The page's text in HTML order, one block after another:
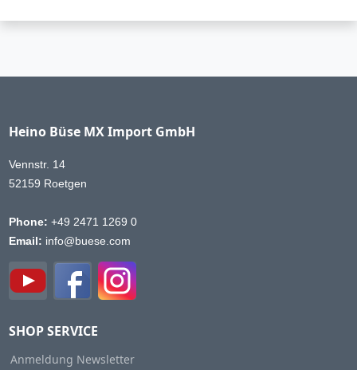
Heino Büse MX Import GmbH
Vennstr. 14
52159 Roetgen
Phone: +49 2471 1269 0
Email: info@buese.com
SHOP SERVICE
Anmeldung Newsletter